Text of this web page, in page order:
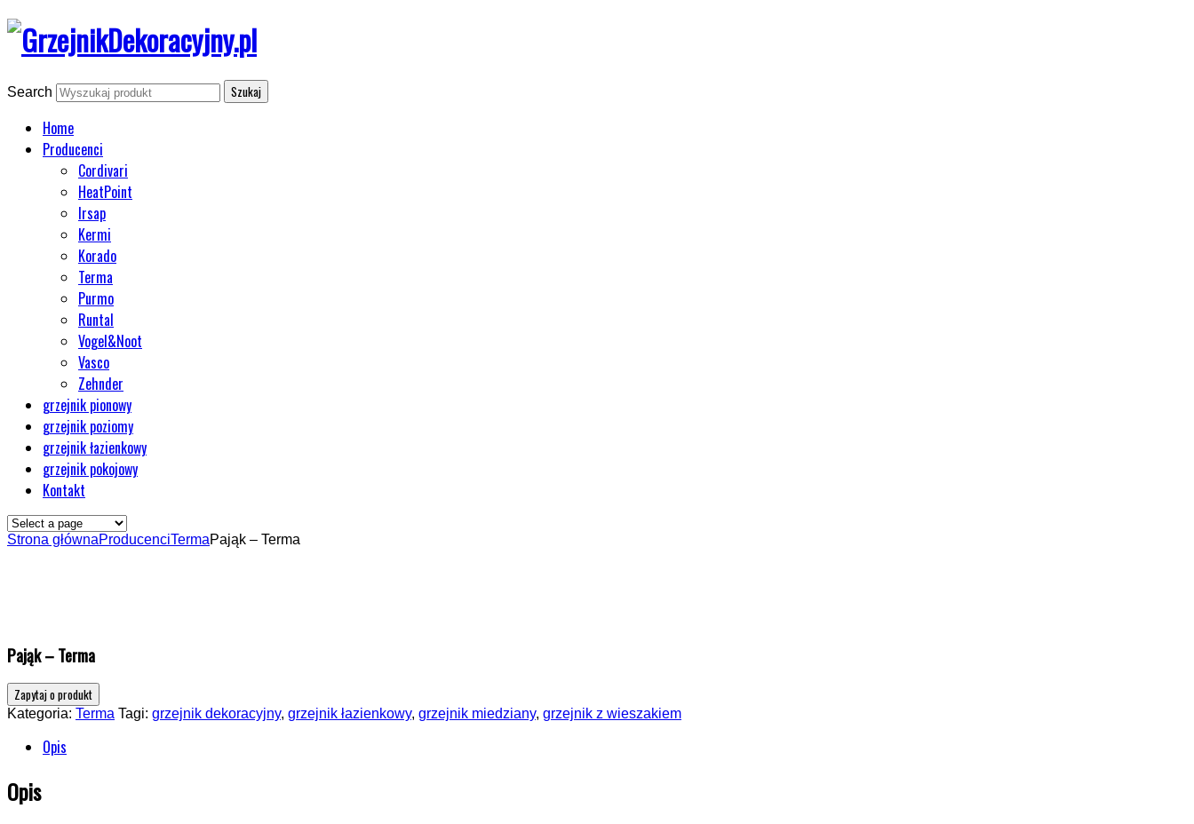
Search
Home
Producenci
Cordivari
HeatPoint
Irsap
Kermi
Korado
Terma
Purmo
Runtal
Vogel&Noot
Vasco
Zehnder
grzejnik pionowy
grzejnik poziomy
grzejnik łazienkowy
grzejnik pokojowy
Kontakt
Strona głównaProducenciTermaPająk – Terma
Pająk – Terma
Kategoria: Terma Tagi: grzejnik dekoracyjny, grzejnik łazienkowy, grzejnik miedziany, grzejnik z wieszakiem
Opis
Opis